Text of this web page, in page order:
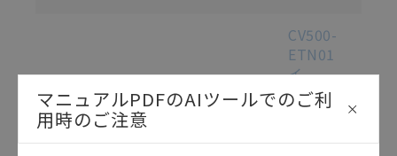
CV500-
ETN01
イ
ー
サ
マニュアルPDFのAIツールでのご利
用時のご注意